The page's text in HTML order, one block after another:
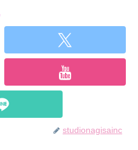
studionagisainc